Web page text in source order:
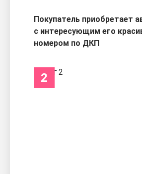
Покупатель приобретает
с интересующим его
номером по ДКП
2